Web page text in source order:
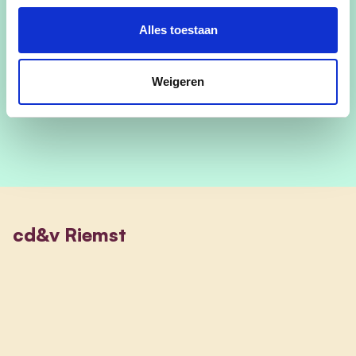
Alles toestaan
Weigeren
Stuur mij een mail
+ 32 (0)474 48 09 98
Volg me op Facebook
cd&v Riemst